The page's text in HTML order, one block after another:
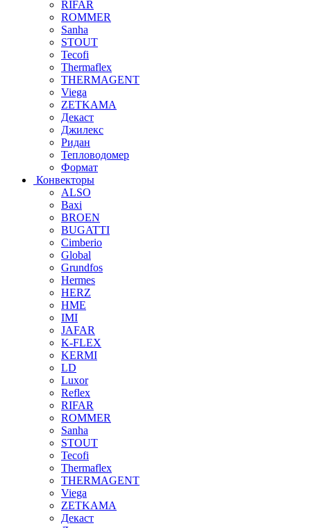
RIFAR
ROMMER
Sanha
STOUT
Tecofi
Thermaflex
THERMAGENT
Viega
ZETKAMA
Декаст
Джилекс
Ридан
Тепловодомер
Формат
Конвекторы
ALSO
Baxi
BROEN
BUGATTI
Cimberio
Global
Grundfos
Hermes
HERZ
HME
IMI
JAFAR
K-FLEX
KERMI
LD
Luxor
Reflex
RIFAR
ROMMER
Sanha
STOUT
Tecofi
Thermaflex
THERMAGENT
Viega
ZETKAMA
Декаст